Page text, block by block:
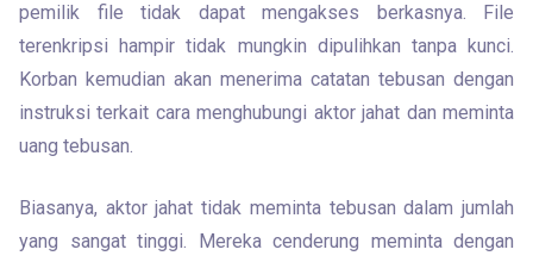
pemilik file tidak dapat mengakses berkasnya. File
terenkripsi hampir tidak mungkin dipulihkan tanpa kunci.
Korban kemudian akan menerima catatan tebusan dengan
instruksi terkait cara menghubungi aktor jahat dan meminta
uang tebusan.
Biasanya, aktor jahat tidak meminta tebusan dalam jumlah
yang sangat tinggi. Mereka cenderung meminta dengan